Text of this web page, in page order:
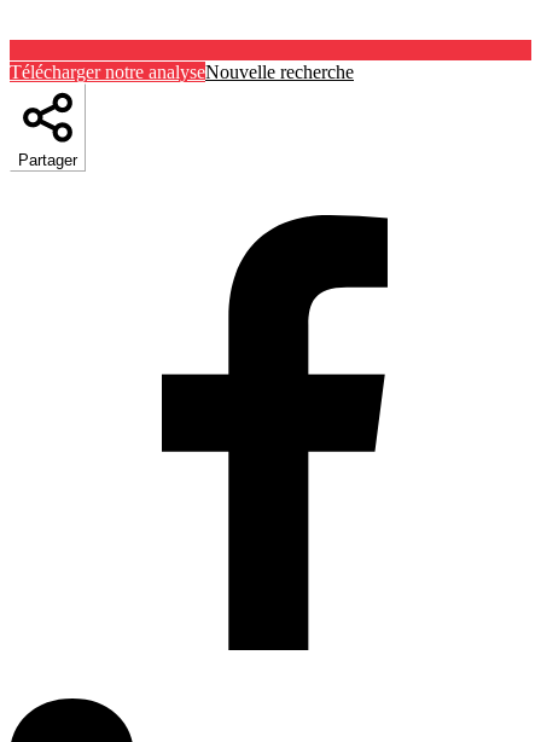
Télécharger notre analyseNouvelle recherche
Partager